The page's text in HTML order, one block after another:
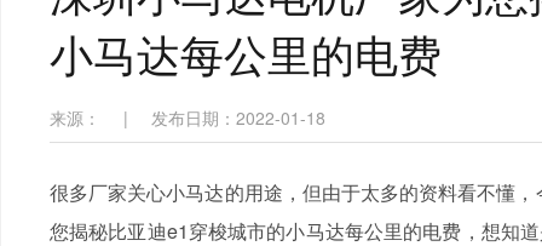
小马达每公里的电费
来源： | 发布日期：2022-01-18
很多厂家关心小马达的用途，但由于太多的资料看不懂
您揭秘比亚迪e1穿梭城市的小马达每公里的电费，想知道